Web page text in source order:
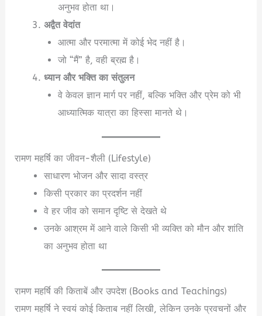
अनुभव होता था।
अद्वैत वेदांत
आत्मा और परमात्मा में कोई भेद नहीं है।
जो “मैं” है, वही ब्रह्म है।
ध्यान और भक्ति का संतुलन
वे केवल ज्ञान मार्ग पर नहीं, बल्कि भक्ति और प्रेम को भी
आध्यात्मिक यात्रा का हिस्सा मानते थे।
रामण महर्षि का जीवन-शैली (Lifestyle)
साधारण भोजन और सादा वस्त्र
किसी प्रकार का प्रदर्शन नहीं
वे हर जीव को समान दृष्टि से देखते थे
उनके आश्रम में आने वाले किसी भी व्यक्ति को मौन और शांति
का अनुभव होता था
रामण महर्षि की किताबें और उपदेश (Books and Teachings)
रामण महर्षि ने स्वयं कोई किताब नहीं लिखी, लेकिन उनके प्रवचनों और